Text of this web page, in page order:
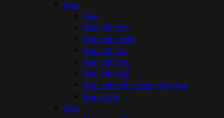
Kéo
Kéo
Kéo cắt tôn
Kéo cắt cành
Kéo cắt tỉa
Kéo cắt ống
Kéo cắt cáp
Kéo, kìm cắt thép cộng lực
Kéo khác
Dao